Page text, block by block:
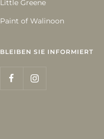
Little Greene
Paint of Walinoon
BLEIBEN SIE INFORMIERT